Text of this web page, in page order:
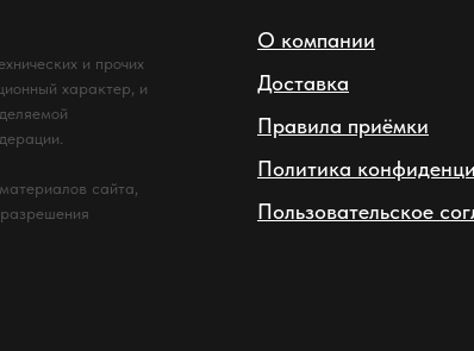
и прочих
характер, и
сайта,
О компании
Доставка
Правила приёмки
Политика
Пользовательское